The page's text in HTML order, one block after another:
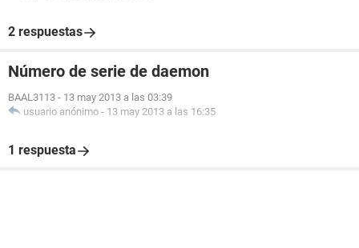
2 respuestas
Número de serie de daemon
BAAL3113 - 13 may 2013 a las 03:39
usuario anónimo - 13 may 2013 a las 16:35
1 respuesta